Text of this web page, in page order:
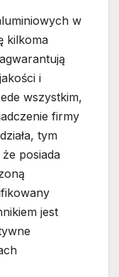
w
kilkoma
i
wszystkim,
firmy
tym
posiada
jest